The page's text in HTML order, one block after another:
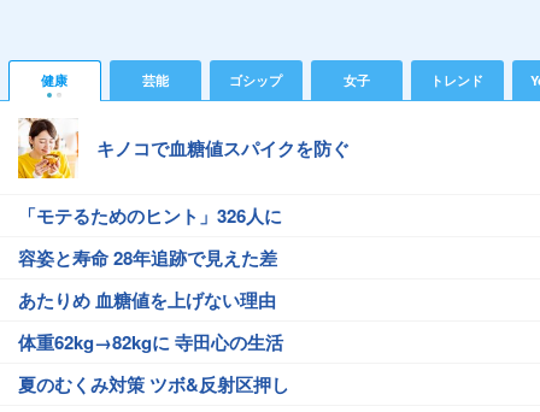
健康 芸能 ゴシップ 女子 トレンド
キノコで血糖値スパイクを防ぐ
「モテるためのヒント」326人に
容姿と寿命 28年追跡で見えた差
あたりめ 血糖値を上げない理由
体重62kg→82kgに 寺田心の生活
夏のむくみ対策 ツボ&反射区押し